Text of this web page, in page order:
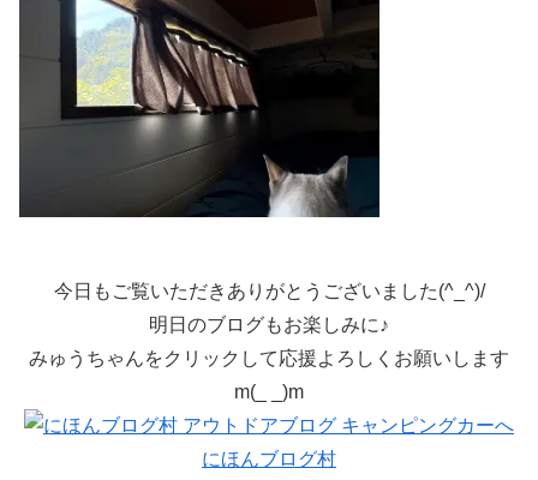
今日もご覧いただきありがとうございました(^_^)/
明日のブログもお楽しみに♪
みゅうちゃんをクリックして応援よろしくお願いします
m(_ _)m
にほんブログ村